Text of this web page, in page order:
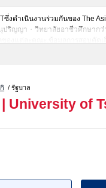
ซึ่งดำเนินงานร่วมกันของ The
ริญญา・วิทยาลัยอาชีวศึกษากว่
ของแต่ละคณะ,ข้อมูลการสอบคัด
/ รัฐบาล
| University of